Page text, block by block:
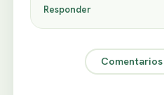
Responder